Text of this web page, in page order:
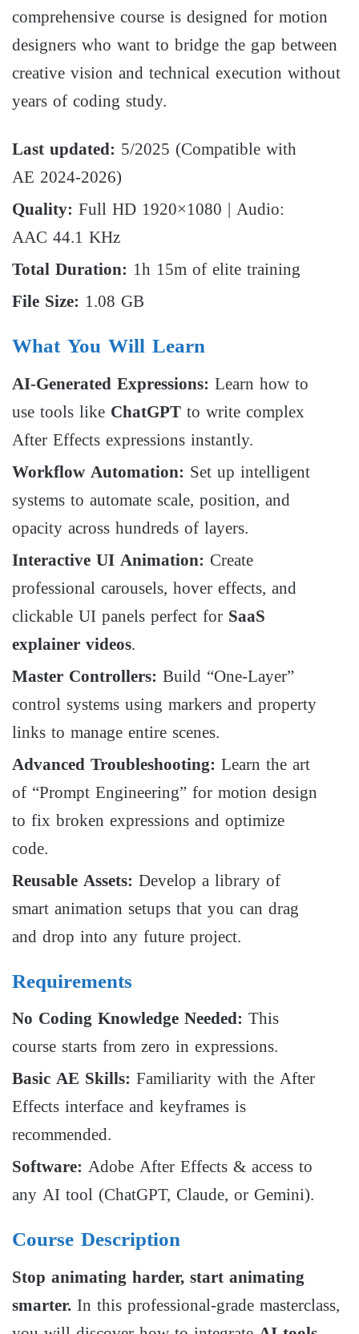
comprehensive course is designed for motion
designers who want to bridge the gap between
creative vision and technical execution without
years of coding study.
Last updated: 5/2025 (Compatible with
AE 2024-2026)
Quality: Full HD 1920×1080 | Audio:
AAC 44.1 KHz
Total Duration: 1h 15m of elite training
File Size: 1.08 GB
What You Will Learn
AI-Generated Expressions: Learn how to
use tools like ChatGPTto write complex
After Effects expressions instantly.
Workflow Automation: Set up intelligent
systems to automate scale, position, and
opacity across hundreds of layers.
Interactive UI Animation: Create
professional carousels, hover effects, and
clickable UI panels perfect for SaaS
explainer videos.
Master Controllers: Build “One-Layer”
control systems using markers and property
links to manage entire scenes.
Advanced Troubleshooting: Learn the art
of “Prompt Engineering” for motion design
to fix broken expressions and optimize
code.
Reusable Assets: Develop a library of
smart animation setups that you can drag
and drop into any future project.
Requirements
No Coding Knowledge Needed: This
course starts from zero in expressions.
Basic AE Skills: Familiarity with the After
Effects interface and keyframes is
recommended.
Software: Adobe After Effects & access to
any AI tool (ChatGPT, Claude, or Gemini).
Course Description
Stop animating harder, start animating
smarter.In this professional-grade masterclass,